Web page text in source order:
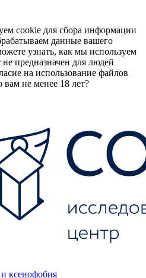
cookie для сбора информации
данные вашего
узнать, как мы используем
предназначен для людей
на использование файлов
вам не менее 18 лет?
ксенофобия